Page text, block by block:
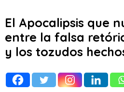
El Apocalipsis que
entre la falsa
y los tozudos